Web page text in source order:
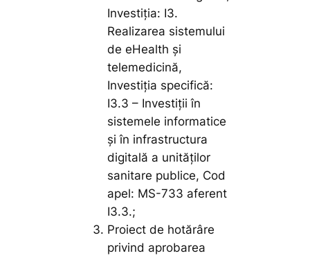
Investiția: I3.
Realizarea sistemului
de eHealth și
telemedicină,
Investiția specifică:
I3.3 – Investiții în
sistemele informatice
și în infrastructura
digitală a unităților
sanitare publice, Cod
apel: MS-733 aferent
I3.3.;
Proiect de hotărâre
privind aprobarea